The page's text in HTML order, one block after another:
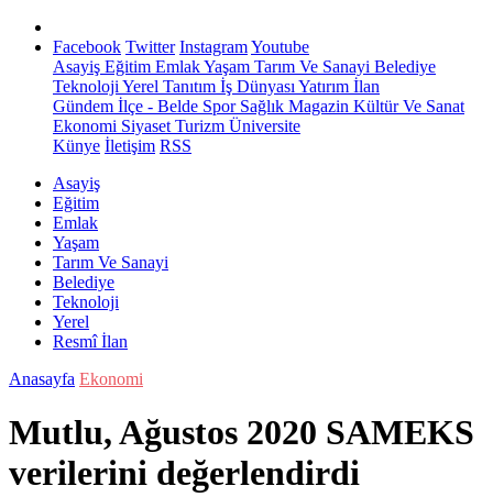
Facebook Twitter InstagramYoutube
Asayiş Eğitim EmlakYaşam Tarım Ve Sanayi Belediye
Teknoloji Yerel Tanıtım İş Dünyası Yatırım İlan
Gündem İlçe - Belde SporSağlık Magazin Kültür Ve Sanat
Ekonomi Siyaset Turizm Üniversite
Künye İletişim RSS
Asayiş
Eğitim
Emlak
Yaşam
Tarım Ve Sanayi
Belediye
Teknoloji
Yerel
Resmî İlan
Anasayfa Ekonomi
Mutlu, Ağustos 2020 SAMEKS
verilerini değerlendirdi